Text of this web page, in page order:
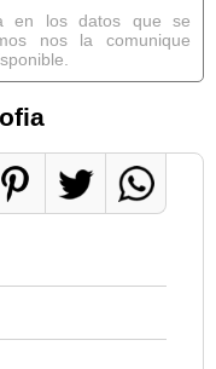
en los datos que se
nos la comunique